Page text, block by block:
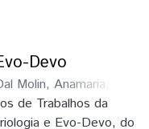
Devo
Molin, Anamaria
Giustina;Schmitz,
Junior, Luiz Roberto
de Trabalhos da
e Evo-Devo, do